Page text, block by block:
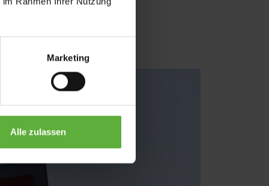
Marketing
Alle zulassen